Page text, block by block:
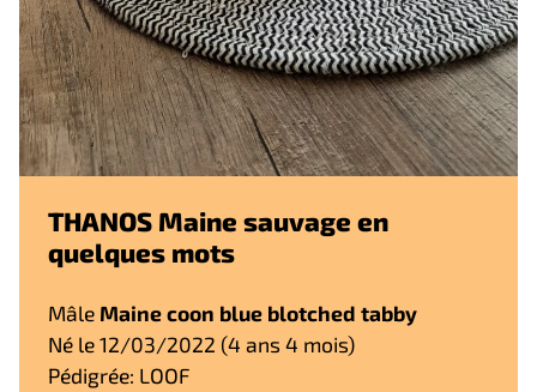
THANOS Maine sauvage en
quelques mots
Mâle Maine coon blue blotched tabby
Né le 12/03/2022 (4 ans 4 mois)
Pédigrée: LOOF